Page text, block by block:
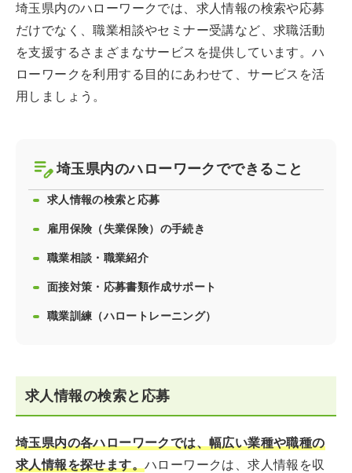
埼玉県内のハローワークでは、求人情報の検索や応募
だけでなく、職業相談やセミナー受講など、求職活動
を支援するさまざまなサービスを提供しています。ハ
ローワークを利用する目的にあわせて、サービスを活
用しましょう。
埼玉県内のハローワークでできること
求人情報の検索と応募
雇用保険（失業保険）の手続き
職業相談・職業紹介
面接対策・応募書類作成サポート
職業訓練（ハロートレーニング）
求人情報の検索と応募
埼玉県内の各ハローワークでは、幅広い業種や職種の
求人情報を探せます。ハローワークは、求人情報を収